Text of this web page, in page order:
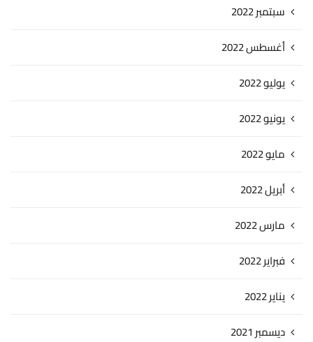
سبتمبر 2022
أغسطس 2022
يوليو 2022
يونيو 2022
مايو 2022
أبريل 2022
مارس 2022
فبراير 2022
يناير 2022
ديسمبر 2021